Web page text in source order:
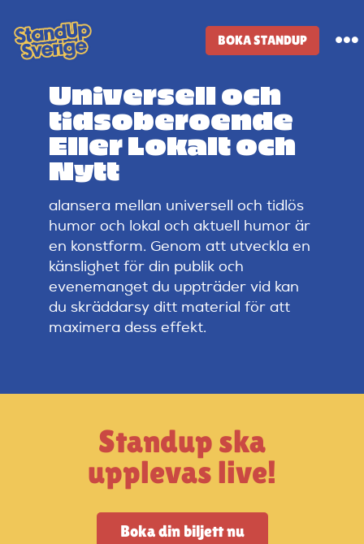
to
content
BOKA STANDUP
Standup-butik
Komiker
Lineup
Tidigare lineup
Klubbar
StandUpSverige PODDEN
Kontakta oss
Universell och
tidsoberoende
Eller Lokalt och
Nytt
alansera mellan universell och tidlös
humor och lokal och aktuell humor är
en konstform. Genom att utveckla en
känslighet för din publik och
evenemanget du uppträder vid kan
du skräddarsy ditt material för att
maximera dess effekt.
Standup ska
upplevas live!
Boka din biljett nu